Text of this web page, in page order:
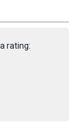
rating: